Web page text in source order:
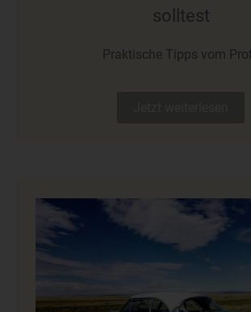
solltest
Praktische Tipps vom